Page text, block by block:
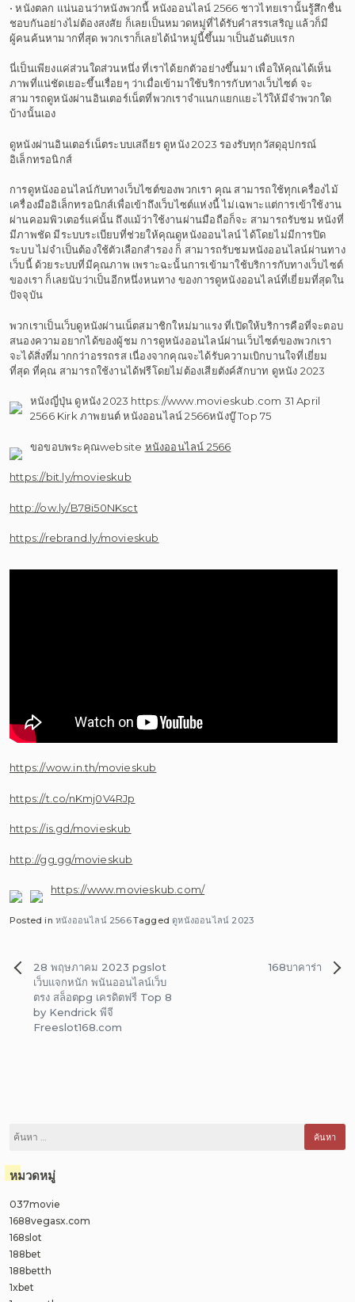
• หนังตลก แน่นอนว่าหนังพวกนี้ หนังออนไลน์ 2566 ชาวไทยเรานั้นรู้สึกชื่น
ชอบกันอย่างไม่ต้องสงสัย ก็เลยเป็นหมวดหมู่ที่ได้รับคำสรรเสริญ แล้วก็มี
ผู้คนค้นหามากที่สุด พวกเราก็เลยได้นำหมู่นี้ขึ้นมาเป็นอันดับแรก
นี่เป็นเพียงแค่ส่วนใดส่วนหนึ่ง ที่เราได้ยกตัวอย่างขึ้นมา เพื่อให้คุณได้เห็น
ภาพที่แน่ชัดเยอะขึ้นเรื่อยๆ ว่าเมื่อเข้ามาใช้บริการกับทางเว็บไซต์ จะ
สามารถดูหนังผ่านอินเตอร์เน็ตที่พวกเราจำแนกแยกแยะไว้ให้มีจำพวกใด
บ้างนั้นเอง
ดูหนังผ่านอินเตอร์เน็ตระบบเสถียร ดูหนัง 2023 รองรับทุกวัสดุอุปกรณ์
อิเล็กทรอนิกส์
การดูหนังออนไลน์กับทางเว็บไซต์ของพวกเรา คุณ สามารถใช้ทุกเครื่องไม้
เครื่องมืออิเล็กทรอนิกส์เพื่อเข้าถึงเว็บไซต์แห่งนี้ ไม่เฉพาะแต่การเข้าใช้งาน
ผ่านคอมพิวเตอร์แค่นั้น ถึงแม้ว่าใช้งานผ่านมือถือก็จะ สามารถรับชม หนังที่
มีภาพชัด มีระบบระเบียบที่ช่วยให้คุณดูหนังออนไลน์ ได้โดยไม่มีการปิด
ระบบ ไม่จำเป็นต้องใช้ตัวเลือกสำรอง ก็ สามารถรับชมหนังออนไลน์ผ่านทาง
เว็บนี้ ด้วยระบบที่มีคุณภาพ เพราะฉะนั้นการเข้ามาใช้บริการกับทางเว็บไซต์
ของเรา ก็เลยนับว่าเป็นอีกหนึ่งหนทาง ของการดูหนังออนไลน์ที่เยี่ยมที่สุดใน
ปัจจุบัน
พวกเราเป็นเว็บดูหนังผ่านเน็ตสมาชิกใหม่มาแรง ที่เปิดให้บริการคือที่จะตอบ
สนองความอยากได้ของผู้ชม การดูหนังออนไลน์ผ่านเว็บไซต์ของพวกเรา
จะได้สิ่งที่มากกว่าอรรถรส เนื่องจากคุณจะได้รับความเบิกบานใจที่เยี่ยม
ที่สุด ที่คุณ สามารถใช้งานได้ฟรีโดยไม่ต้องเสียตังค์สักบาท ดูหนัง 2023
หนังญี่ปุ่น ดูหนัง 2023 https://www.movieskub.com 31 April
2566 Kirk ภาพยนต์ หนังออนไลน์ 2566หนังบู๊ Top 75
ขอขอบพระคุณwebsite หนังออนไลน์ 2566
https://bit.ly/movieskub
http://ow.ly/B78i50NKsct
https://rebrand.ly/movieskub
https://wow.in.th/movieskub
https://t.co/nKmj0V4RJp
https://is.gd/movieskub
http://gg.gg/movieskub
https://www.movieskub.com/
Posted inหนังออนไลน์ 2566Taggedดูหนังออนไลน์ 2023
แนะแนว
เรื่อง
28 พฤษภาคม 2023 pgslot
เว็บแจกหนัก พนันออนไลน์เว็บ
ตรง สล็อตpg เครดิตฟรี Top 8
by Kendrick พีจี
Freeslot168.com
168บาคาร่า
ค้นหา
หมวดหมู่
037movie
1688vegasx.com
168slot
188bet
188betth
1xbet